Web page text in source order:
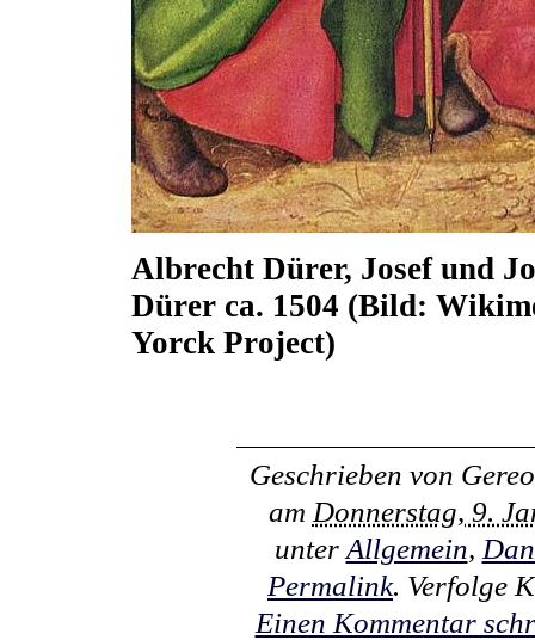
Albrecht Dürer, Josef und
Dürer ca. 1504 (Bild:
Yorck Project)
Geschrieben von
am Donnerstag, 9.
unter Allgemein,
Permalink. Verfolge
Einen Kommentar